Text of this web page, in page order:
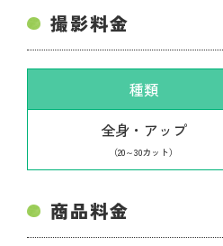
撮影料金
種類
全身・アップ
（20～30カット）
商品料金